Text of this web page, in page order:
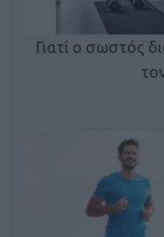
Γιατί ο σωστός